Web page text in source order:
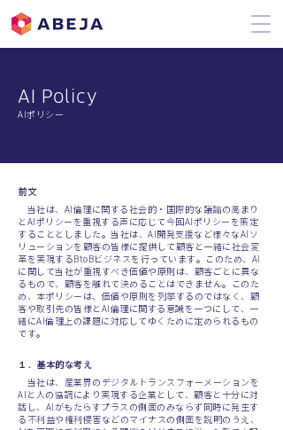
AI Policy
AIポリシー
前文
当社は、AI倫理に関する社会的・国際的な議論の高まり
とAIポリシーを重視する声に応じて今回AIポリシーを策定
することとしました。当社は、AI開発支援など様々なAIソ
リューションを顧客の皆様に提供して顧客と一緒に社会変
革を実現するBtoBビジネスを行っています。このため、AI
に関して当社が重視すべき価値や原則は、顧客ごとに異な
るもので、顧客を離れて決めることはできません。このた
め、本ポリシーは、価値や原則を列挙するのではなく、顧
客や取引先の皆様とAI倫理に関する意識を一つにして、一
緒にAI倫理上の課題に対応してゆくために定められるもの
です。
１．基本的な考え
当社は、産業界のデジタルトランスフォーメーションを
AIと人の協調により実現する企業として、顧客と十分に対
話し、AIがもたらすプラスの側面のみならず同時に発生す
る不利益や権利侵害などのマイナスの側面を説明のうえ、